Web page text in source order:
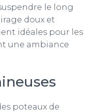
le long
doux et
idéales pour les
une ambiance
poteaux de